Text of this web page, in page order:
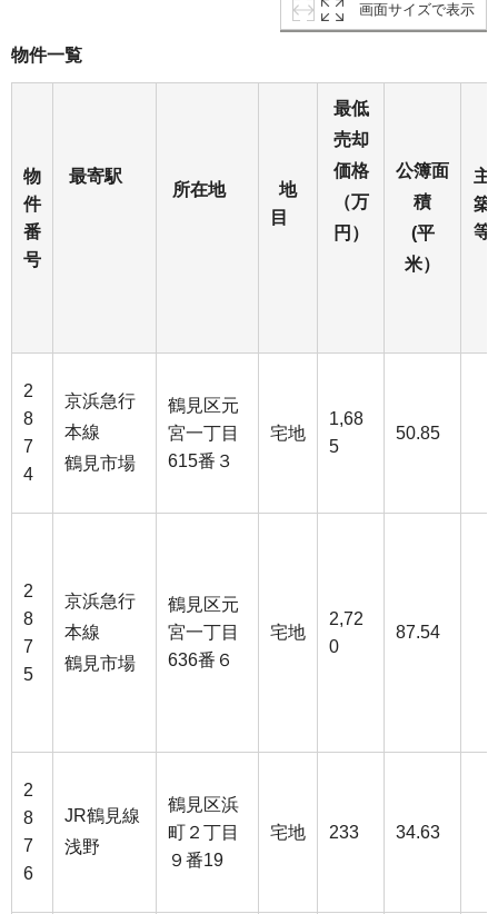
画面サイズで表示
物件一覧
物
件
番
号
最寄駅
所在地
地
目
最低
売却
価格
（万
円）
公簿面
積
(平
米）
主
築
2
8
7
4
京浜急行
本線
鶴見市場
鶴見区元
宮一丁目
615番３
宅地
1,68
5
50.85
2
8
7
5
京浜急行
本線
鶴見市場
鶴見区元
宮一丁目
636番６
宅地
2,72
0
87.54
2
8
7
6
JR鶴見線
浅野
鶴見区浜
町２丁目
９番19
宅地 233 34.63